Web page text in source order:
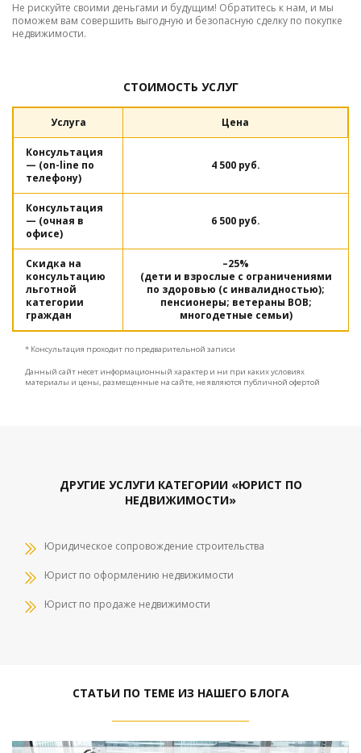
Не рискуйте своими деньгами и будущим! Обратитесь к нам, и мы
поможем вам совершить выгодную и безопасную сделку по покупке
недвижимости.
СТОИМОСТЬ УСЛУГ
Услуга Цена
Консультация
— (on-line по
телефону)
4 500 руб.
Консультация
— (очная в
офисе)
6 500 руб.
Скидка на
консультацию
льготной
категории
граждан
–25%
(дети и взрослые с ограничениями
по здоровью (с инвалидностью);
пенсионеры; ветераны ВОВ;
многодетные семьи)
* Консультация проходит по предварительной записи
Данный сайт несет информационный характер и ни при каких условиях
материалы и цены, размещенные на сайте, не являются публичной офертой
ДРУГИЕ УСЛУГИ КАТЕГОРИИ «ЮРИСТ ПО
НЕДВИЖИМОСТИ»
Юридическое сопровождение строительства
Юрист по оформлению недвижимости
Юрист по продаже недвижимости
СТАТЬИ ПО ТЕМЕ ИЗ НАШЕГО БЛОГА